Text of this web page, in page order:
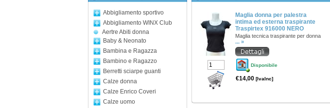
Abbigliamento sportivo
Abbigliamento WINX Club
Aertre Abiti donna
Baby & Neonato
Bambina e Ragazza
Bambino e Ragazzo
Berretti sciarpe guanti
Calze donna
Calze Enrico Coveri
Calze uomo
Maglia donna per palestra
intima ed esterna traspirante
Traspirtex 916000 NERO
Maglia tecnica traspirante per donna
... »
Disponibile
€14,00 [IvaInc]